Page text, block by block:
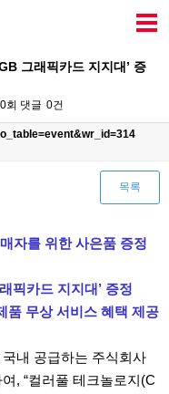
그래픽카드 지지대’ 증
회 댓글 0건
목록
자를 위한 사은품 증정
픽카드 지지대’ 증정
품 무상 서비스 혜택 제공
내 공급하는 주식회사
, “컬러풀 테크놀로지(C